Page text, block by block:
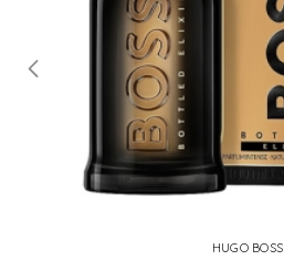
HUGO BOSS